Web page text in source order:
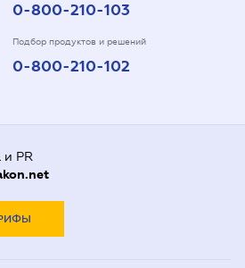
0-800-210-103
Подбор продуктов и решений
0-800-210-102
и PR